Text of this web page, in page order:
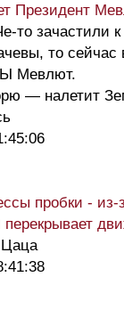
Президент
то зачастили
то сейчас
Мевлют.
— налетит
пробки - из-